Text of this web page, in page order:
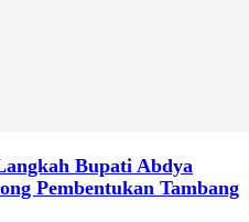
Bupati Abdya
Pembentukan Tambang